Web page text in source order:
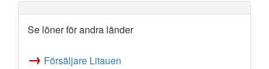
Se löner för andra länder
→ Försäljare Litauen